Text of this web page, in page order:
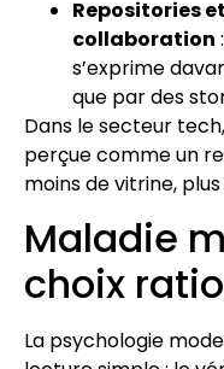
Repositories
collaboration
s’exprime
que par des
Dans le secteur
perçue comme un
moins de vitrine, plus
Maladie
choix
La psychologie